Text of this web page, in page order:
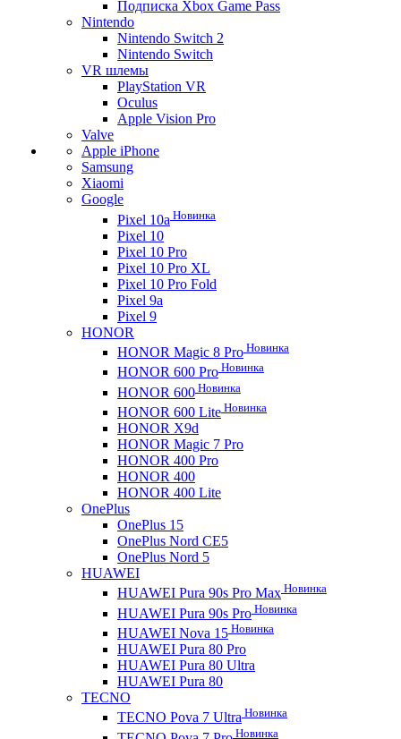
Подписка Xbox Game Pass
Nintendo
Nintendo Switch 2
Nintendo Switch
VR шлемы
PlayStation VR
Oculus
Apple Vision Pro
Valve
Apple iPhone
Samsung
Xiaomi
Google
Pixel 10a Новинка
Pixel 10
Pixel 10 Pro
Pixel 10 Pro XL
Pixel 10 Pro Fold
Pixel 9a
Pixel 9
HONOR
HONOR Magic 8 Pro Новинка
HONOR 600 Pro Новинка
HONOR 600 Новинка
HONOR 600 Lite Новинка
HONOR X9d
HONOR Magic 7 Pro
HONOR 400 Pro
HONOR 400
HONOR 400 Lite
OnePlus
OnePlus 15
OnePlus Nord CE5
OnePlus Nord 5
HUAWEI
HUAWEI Pura 90s Pro Max Новинка
HUAWEI Pura 90s Pro Новинка
HUAWEI Nova 15 Новинка
HUAWEI Pura 80 Pro
HUAWEI Pura 80 Ultra
HUAWEI Pura 80
TECNO
TECNO Pova 7 Ultra Новинка
Новинка